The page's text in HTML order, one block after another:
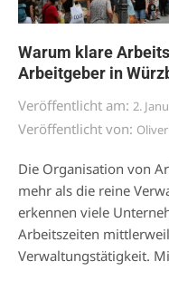
Warum klare
Arbeitgeber in
Veröffentlicht am: 2.
Veröffentlicht von:
Die Organisation von
mehr als die reine
erkennen viele
Arbeitszeiten
Verwaltungstätigkeit.